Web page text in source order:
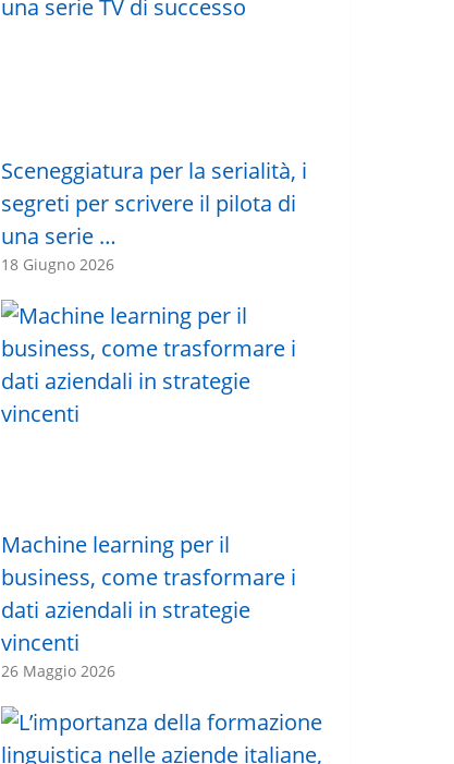
Sceneggiatura per la serialità, i
segreti per scrivere il pilota di
una serie …
18 Giugno 2026
Machine learning per il
business, come trasformare i
dati aziendali in strategie
vincenti
26 Maggio 2026